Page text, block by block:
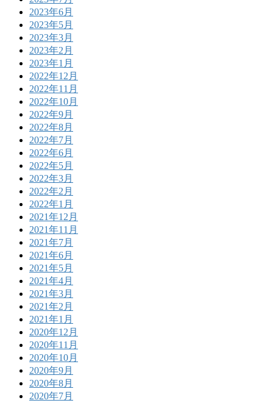
2023年6月
2023年5月
2023年3月
2023年2月
2023年1月
2022年12月
2022年11月
2022年10月
2022年9月
2022年8月
2022年7月
2022年6月
2022年5月
2022年3月
2022年2月
2022年1月
2021年12月
2021年11月
2021年7月
2021年6月
2021年5月
2021年4月
2021年3月
2021年2月
2021年1月
2020年12月
2020年11月
2020年10月
2020年9月
2020年8月
2020年7月